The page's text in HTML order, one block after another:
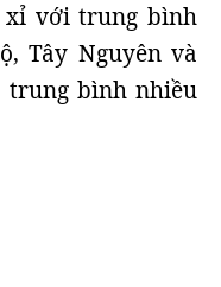
xỉ với trung bình
Tây Nguyên và
bình nhiều